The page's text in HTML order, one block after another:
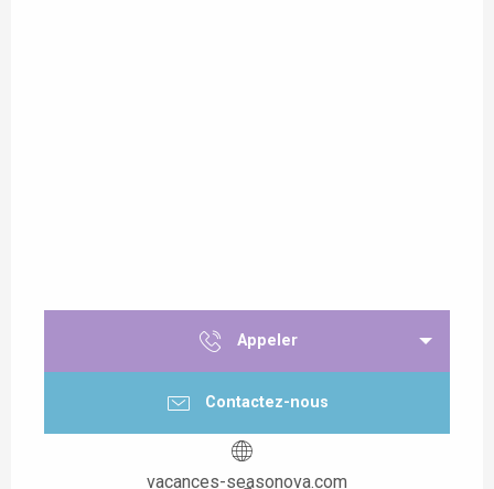
Appeler
Contactez-nous
vacances-seasonova.com